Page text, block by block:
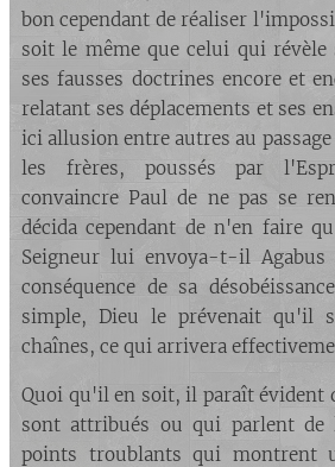
bon cependant de réaliser
soit le même que celui qui révèle
ses fausses doctrines encore et
relatant ses déplacements et ses
ici allusion entre autres au
les frères, poussés par
convaincre Paul de ne pas se
décida cependant de n'en faire
Seigneur lui envoya-t-il
conséquence de sa
simple, Dieu le prévenait qu'il
chaînes, ce qui arrivera
Quoi qu'il en soit, il paraît évident
sont attribués ou qui parlent de
points troublants qui montrent